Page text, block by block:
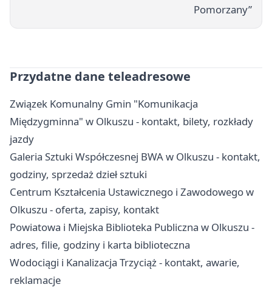
Pomorzany”
Przydatne dane teleadresowe
Związek Komunalny Gmin "Komunikacja
Międzygminna" w Olkuszu - kontakt, bilety, rozkłady
jazdy
Galeria Sztuki Współczesnej BWA w Olkuszu - kontakt,
godziny, sprzedaż dzieł sztuki
Centrum Kształcenia Ustawicznego i Zawodowego w
Olkuszu - oferta, zapisy, kontakt
Powiatowa i Miejska Biblioteka Publiczna w Olkuszu -
adres, filie, godziny i karta biblioteczna
Wodociągi i Kanalizacja Trzyciąż - kontakt, awarie,
reklamacje